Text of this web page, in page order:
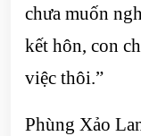
chưa muốn
kết hôn, con
việc thôi.”
Phùng Xảo